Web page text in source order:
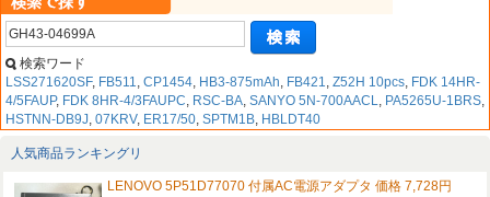
検索ワード
LSS271620SF, FB511, CP1454, HB3-875mAh, FB421, Z52H 10pcs, FDK 14HR-
4/5FAUP, FDK 8HR-4/3FAUPC, RSC-BA, SANYO 5N-700AACL, PA5265U-1BRS,
HSTNN-DB9J, 07KRV, ER17/50, SPTM1B, HBLDT40
人気商品ランキングリ
LENOVO 5P51D77070 付属AC電源アダプタ 価格 7,728円